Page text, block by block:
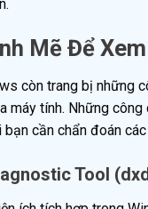
Mẽ Để
còn trang bị những
máy tính. Những
cần chẩn đoán
Tool